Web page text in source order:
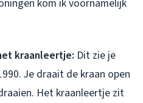
kom ik voornamelijk
kraanleertje: Dit zie je
Je draait de kraan open
Het kraanleertje zit